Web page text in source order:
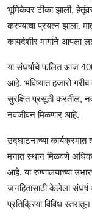
भूमिकेवर टीका झाली,
करण्याचा प्रयत्न झाला.
कायदेशीर मार्गाने आपला
या संघर्षाचे फलित आज
आहे. भविष्यात हजारो
सुरक्षित प्रसूती करतील,
नवजीवन मिळणार आहे.
उद्घाटनाच्या कार्यक्रमात
मनात स्थान मिळवणे अधिक
आहे. या रुग्णालयाच्या
जनहितासाठी केलेला संघर्ष
प्रतिक्रिया विविध